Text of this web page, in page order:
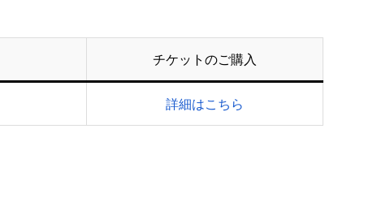
チケットのご購入
詳細はこちら